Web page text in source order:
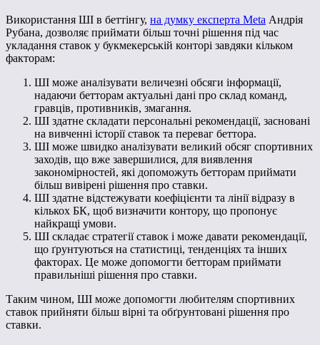
Використання ШІ в беттінгу, на думку експерта Meta Андрія
Рубана, дозволяє приймати більш точні рішення під час
укладання ставок у букмекерській конторі завдяки кільком
факторам:
ШІ може аналізувати величезні обсяги інформації,
надаючи бетторам актуальні дані про склад команд,
гравців, противників, змагання.
ШІ здатне складати персональні рекомендації, засновані
на вивченні історії ставок та переваг беттора.
ШІ може швидко аналізувати великий обсяг спортивних
заходів, що вже завершилися, для виявлення
закономірностей, які допоможуть бетторам приймати
більш вивірені рішення про ставки.
ШІ здатне відстежувати коефіцієнти та лінії відразу в
кількох БК, щоб визначити контору, що пропонує
найкращі умови.
ШІ складає стратегії ставок і може давати рекомендації,
що ґрунтуються на статистиці, тенденціях та інших
факторах. Це може допомогти бетторам приймати
правильніші рішення про ставки.
Таким чином, ШІ може допомогти любителям спортивних
ставок прийняти більш вірні та обґрунтовані рішення про
ставки.